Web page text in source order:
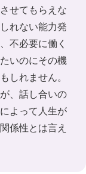
せてもらえな
れない能力発
不必要に働く
いのにその機
しれません。
、話し合いの
よって人生が
係性とは言え